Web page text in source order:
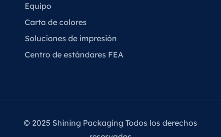
Equipo
Carta de colores
Soluciones de impresión
Centro de estándares FEA
© 2025 Shining Packaging Todos los derechos